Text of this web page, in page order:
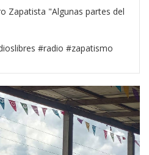
Zapatista "Algunas partes del
#radio #zapatismo